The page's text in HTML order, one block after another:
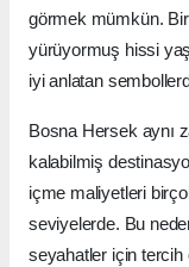
görmek mümkün.
yürüyormuş hissi
iyi anlatan
Bosna Hersek aynı
kalabilmiş
içme maliyetleri
seviyelerde. Bu
seyahatler için tercih